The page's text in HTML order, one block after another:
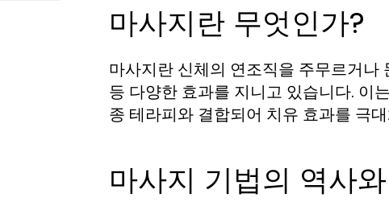
마사지란 무엇인가?
마사지란 신체의 연조직을 주무르거나
등 다양한 효과를 지니고 있습니다. 이
종 테라피와 결합되어 치유 효과를 극
마사지 기법의 역사